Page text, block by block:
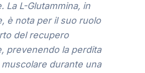
La L-Glutammina, in
è nota per il suo ruolo
del recupero
prevenendo la perdita
durante una